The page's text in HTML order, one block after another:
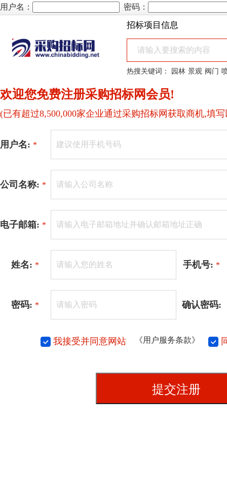
用户名： 密码：
招标项目信息
热搜关键词： 园林 景观 阀门
欢迎您免费注册采购招标网会员!
(已有超过8,500,000家企业通过采购招标网获取商机,填
用户名: *
公司名称: *
电子邮箱: *
姓名: * 手机号: *
密码: * 确认密码:
我接受并同意网站
 《用户服务条款》 